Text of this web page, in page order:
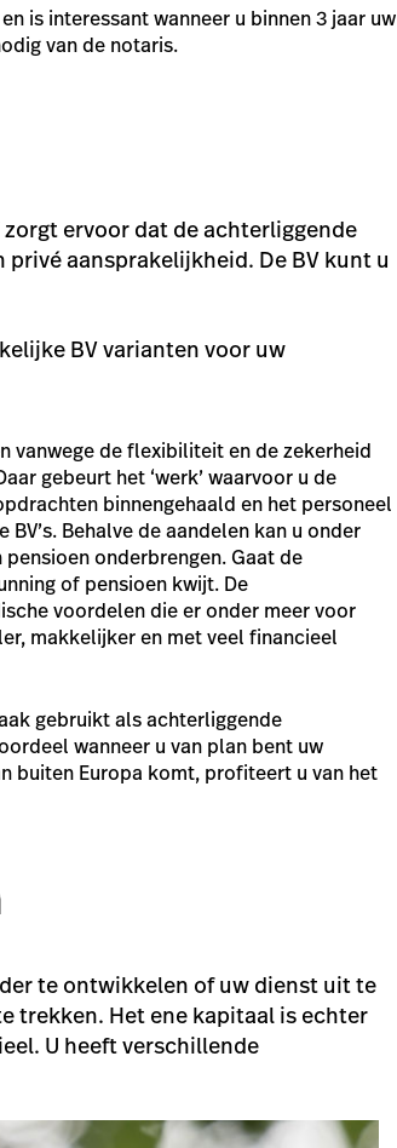
is interessant wanneer u binnen 3 jaar uw
van de notaris.
zorgt ervoor dat de achterliggende
aansprakelijkheid. De BV kunt u
BV varianten voor uw
vanwege de flexibiliteit en de zekerheid
gebeurt het ‘werk’ waarvoor u de
binnengehaald en het personeel
Behalve de aandelen kan u onder
onderbrengen. Gaat de
of pensioen kwijt. De
voordelen die er onder meer voor
makkelijker en met veel financieel
gebruikt als achterliggende
wanneer u van plan bent uw
buiten Europa komt, profiteert u van het
te ontwikkelen of uw dienst uit te
trekken. Het ene kapitaal is echter
U heeft verschillende